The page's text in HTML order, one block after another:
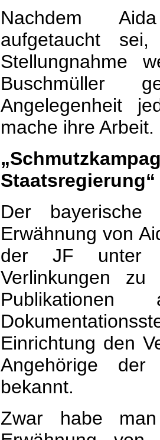
Nachdem
aufgetaucht
Stellungnahme
Buschmüller
Angelegenheit
mache ihre Arbeit.
Staatsregierung“
Der bayerische
Erwähnung von
der JF unter
Verlinkungen zu
Einrichtung den
Angehörige der
bekannt.
Zwar habe